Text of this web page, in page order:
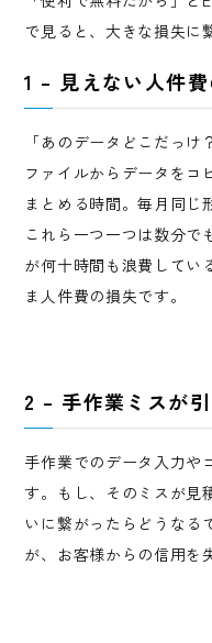
で見ると、大きな損失に
1 – 見えない人件
「あのデータどこだっ
ファイルからデータをコ
まとめる時間。毎月同じ
これら一つ一つは数分で
が何十時間も浪費してい
ま人件費の損失です。
2 – 手作業ミスが
手作業でのデータ入力や
す。もし、そのミスが見
いに繋がったらどうなる
が、お客様からの信用を